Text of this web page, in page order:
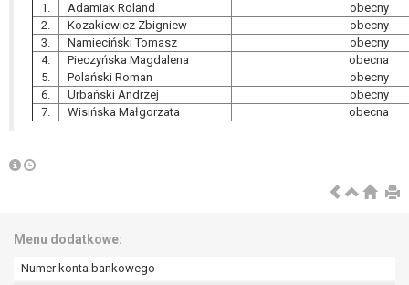
1.
Adamiak Roland
obecny
2.
Kozakiewicz Zbigniew
obecny
3.
Namieciński Tomasz
obecny
4.
Pieczyńska Magdalena
obecna
5.
Polański Roman
obecny
6.
Urbański Andrzej
obecny
7.
Wisińska Małgorzata obecna
Menu dodatkowe:
Numer konta bankowego